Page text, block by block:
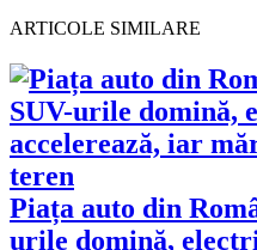
ARTICOLE SIMILARE
Piața auto din
urile domină,